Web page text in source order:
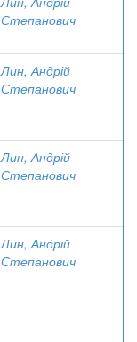
Степанович
Лин, Андрій
Степанович
Лин, Андрій
Степанович
Лин, Андрій
Степанович